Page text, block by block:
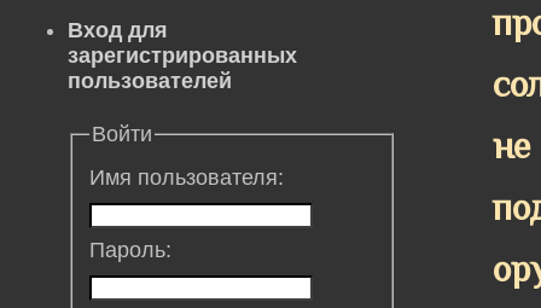
не
Вход для
зарегистрированных
пользователей
Войти
Имя пользователя:
Пароль: